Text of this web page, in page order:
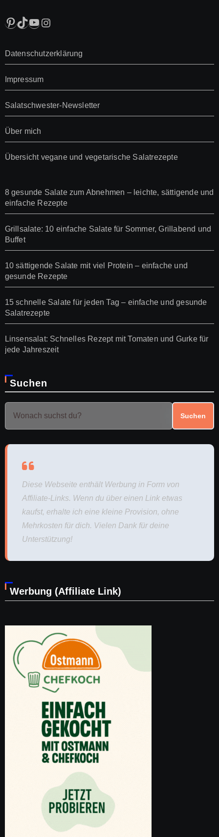
Pinterest
TikTok
YouTube
Instagram
Datenschutzerklärung
Impressum
Salatschwester-Newsletter
Über mich
Übersicht vegane und vegetarische Salatrezepte
8 gesunde Salate zum Abnehmen – leichte, sättigende und
einfache Rezepte
Grillsalate: 10 einfache Salate für Sommer, Grillabend und
Buffet
10 sättigende Salate mit viel Protein – einfache und
gesunde Rezepte
15 schnelle Salate für jeden Tag – einfache und gesunde
Salatrezepte
Linsensalat: Schnelles Rezept mit Tomaten und Gurke für
jede Jahreszeit
Suchen
Suchen
Diese Webseite enthält Werbung in Form von
Affiliate-Links. Wenn du über einen Link etwas
kaufst, erhalte ich eine kleine Provision, ohne
Mehrkosten für dich. Vielen Dank für deine
Unterstützung!
Werbung (Affiliate Link)